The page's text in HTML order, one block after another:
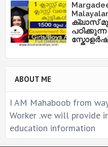
ക്ലാസ്
ABOUT ME
I AM Mahaboob from
Worker .we will provide
education information